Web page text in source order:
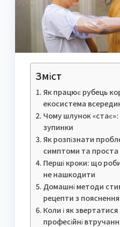
Зміст
Як працює рубець
екосистема
Чому шлунок «стає»:
зупинки
Як розпізнати
симптоми та проста
Перші кроки: що
не нашкодити
Домашні методи
рецепти з
Коли і як
професійні